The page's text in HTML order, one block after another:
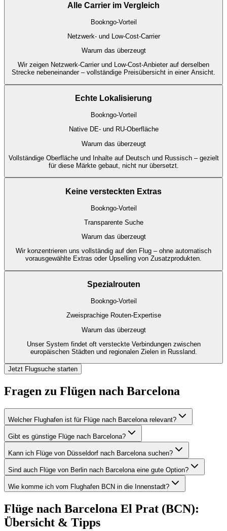
Alle Carrier im Vergleich
Bookngo-Vorteil
Netzwerk- und Low-Cost-Carrier
Warum das überzeugt
Wir zeigen Netzwerk-Carrier und Low-Cost-Anbieter auf derselben
Strecke nebeneinander – vollständige Preisübersicht in einer Ansicht.
Echte Lokalisierung
Bookngo-Vorteil
Native DE- und RU-Oberfläche
Warum das überzeugt
Vollständige Oberfläche und Inhalte auf Deutsch und Russisch – gezielt
für diese Märkte gebaut, nicht nur übersetzt.
Keine versteckten Extras
Bookngo-Vorteil
Transparente Suche
Warum das überzeugt
Wir konzentrieren uns vollständig auf den Flug – ohne automatisch
vorausgewählte Extras oder Upselling von Zusatzprodukten.
Spezialrouten
Bookngo-Vorteil
Zweisprachige Routen-Expertise
Warum das überzeugt
Unser System findet oft versteckte Verbindungen zwischen
europäischen Städten und regionalen Zielen in Russland.
Jetzt Flugsuche starten
Fragen zu Flügen nach Barcelona
Welcher Flughafen ist für Flüge nach Barcelona relevant?
Gibt es günstige Flüge nach Barcelona?
Kann ich Flüge von Düsseldorf nach Barcelona suchen?
Sind auch Flüge von Berlin nach Barcelona eine gute Option?
Wie komme ich vom Flughafen BCN in die Innenstadt?
Flüge nach Barcelona El Prat (BCN):
Übersicht & Tipps